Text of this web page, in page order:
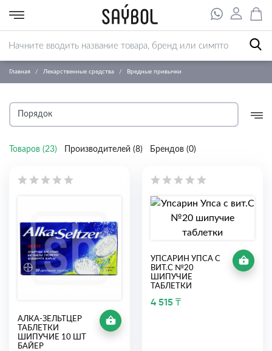
Главная Лекарственные средства Вредные привычки
Товаров (23) Производителей (8) Брендов (0)
АЛКА-ЗЕЛЬТЦЕР
ТАБЛЕТКИ
ШИПУЧИЕ 10 ШТ
БАЙЕР
УПСАРИН УПСА С
ВИТ.С №20
ШИПУЧИЕ
ТАБЛЕТКИ
4 515 ₸